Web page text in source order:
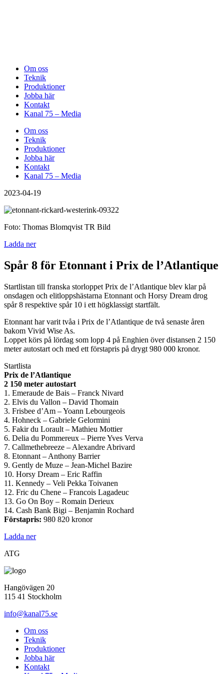
Om oss
Teknik
Produktioner
Jobba här
Kontakt
Kanal 75 – Media
Om oss
Teknik
Produktioner
Jobba här
Kontakt
Kanal 75 – Media
2023-04-19
Foto: Thomas Blomqvist TR Bild
Ladda ner
Spår 8 för Etonnant i Prix de l’Atlantique
Startlistan till franska storloppet Prix de l’Atlantique blev klar på
onsdagen och elitloppshästarna Etonnant och Horsy Dream drog
spår 8 respektive spår 10 i ett högklassigt startfält.
Etonnant har varit tvåa i Prix de l’Atlantique de två senaste åren
bakom Vivid Wise As.
Loppet körs på lördag som lopp 4 på Enghien över distansen 2 150
meter autostart och med ett förstapris på drygt 980 000 kronor.
Startlista
Prix de l’Atlantique
2 150 meter autostart
1. Emeraude de Bais – Franck Nivard
2. Elvis du Vallon – David Thomain
3. Frisbee d’Am – Yoann Lebourgeois
4. Hohneck – Gabriele Gelormini
5. Fakir du Lorault – Mathieu Mottier
6. Delia du Pommereux – Pierre Yves Verva
7. Callmethebreeze – Alexandre Abrivard
8. Etonnant – Anthony Barrier
9. Gently de Muze – Jean-Michel Bazire
10. Horsy Dream – Eric Raffin
11. Kennedy – Veli Pekka Toivanen
12. Fric du Chene – Francois Lagadeuc
13. Go On Boy – Romain Derieux
14. Cash Bank Bigi – Benjamin Rochard
Förstapris: 980 820 kronor
Ladda ner
ATG
Hangövägen 20
115 41 Stockholm
info@kanal75.se
Om oss
Teknik
Produktioner
Jobba här
Kontakt